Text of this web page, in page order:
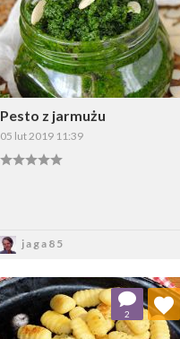
Pesto z jarmużu
05 lut 2019 11:39
jaga85
Wybierz listę:
2
Dodaj do ulubionych
Wybierz listę: